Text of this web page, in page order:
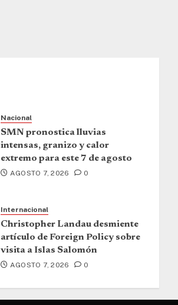
Nacional
SMN pronostica lluvias
intensas, granizo y calor
extremo para este 7 de agosto
AGOSTO 7, 2026 0
Internacional
Christopher Landau desmiente
artículo de Foreign Policy sobre
visita a Islas Salomón
AGOSTO 7, 2026 0